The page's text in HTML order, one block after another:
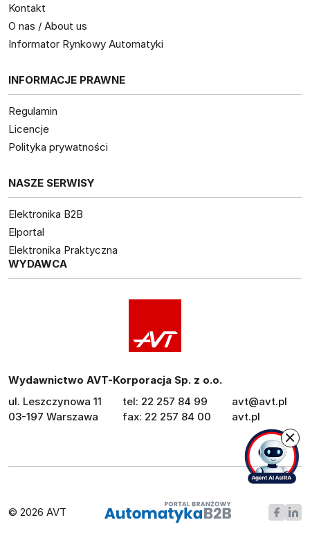
Kontakt
O nas / About us
Informator Rynkowy Automatyki
INFORMACJE PRAWNE
Regulamin
Licencje
Polityka prywatności
NASZE SERWISY
Elektronika B2B
Elportal
Elektronika Praktyczna
WYDAWCA
Wydawnictwo AVT-Korporacja Sp. z o.o.
ul. Leszczynowa 11
03-197 Warszawa
tel: 22 257 84 99
fax: 22 257 84 00
avt@avt.pl
avt.pl
© 2026 AVT